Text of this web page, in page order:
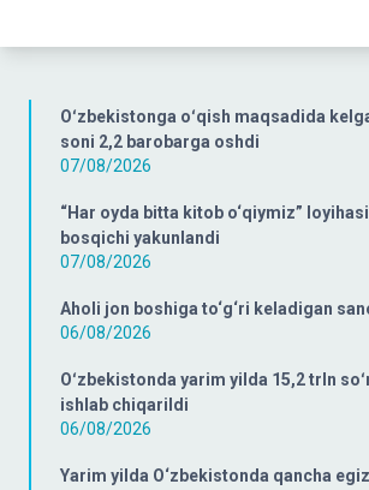
Oʻzbekistonga oʻqish maqsadida
soni 2,2 barobarga oshdi
07/08/2026
“Har oyda bitta kitob o‘qiymiz”
bosqichi yakunlandi
07/08/2026
Aholi jon boshiga to‘g‘ri keladigan
06/08/2026
Oʻzbekistonda yarim yilda 15,2 trln
ishlab chiqarildi
06/08/2026
Yarim yilda O‘zbekistonda qancha